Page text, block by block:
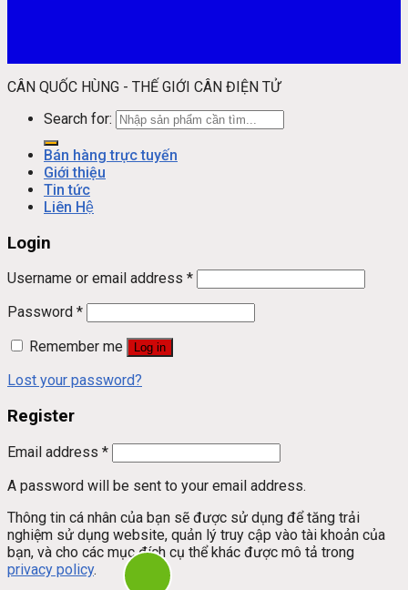
CÂN QUỐC HÙNG - THẾ GIỚI CÂN ĐIỆN TỬ
Search for:
Bán hàng trực tuyến
Giới thiệu
Tin tức
Liên Hệ
Login
Username or email address *
Password *
Remember me
Log in
Lost your password?
Register
Email address *
A password will be sent to your email address.
Thông tin cá nhân của bạn sẽ được sử dụng để tăng trải
nghiệm sử dụng website, quản lý truy cập vào tài khoản của
bạn, và cho các mục đích cụ thể khác được mô tả trong
privacy policy.